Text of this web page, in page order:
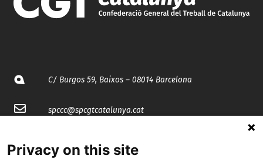
C/ Burgos 59, Baixos – 08014 Barcelona
spccc@spcgtcatalunya.cat
Privacy on this site